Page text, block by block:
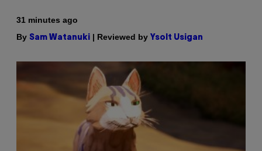
31 minutes ago
By Sam Watanuki | Reviewed by Ysolt Usigan